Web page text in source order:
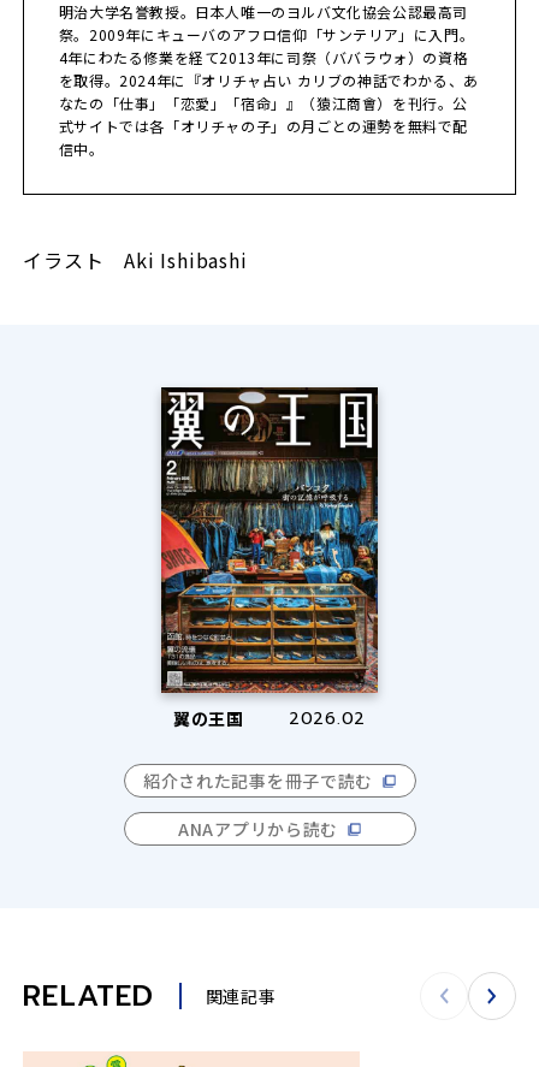
明治大学名誉教授。日本人唯一のヨルバ文化協会公認最高司
祭。2009年にキューバのアフロ信仰「サンテリア」に入門。
4年にわたる修業を経て2013年に司祭（ババラウォ）の資格
を取得。2024年に『オリチャ占い カリブの神話でわかる、あ
なたの「仕事」「恋愛」「宿命」』（猿江商會）を刊行。公
式サイトでは各「オリチャの子」の月ごとの運勢を無料で配
信中。
イラスト Aki Ishibashi
翼の王国 2026.02
紹介された記事を冊子で読む
ANAアプリから読む
RELATED 関連記事